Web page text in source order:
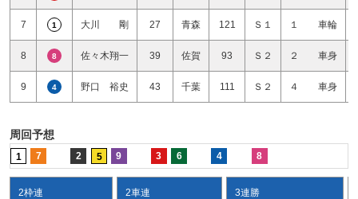
7 1 大川 剛 27 青森 121 Ｓ１ １ 車輪
8 8 佐々木翔一 39 佐賀 93 Ｓ２ ２ 車身
9 4 野口 裕史 43 千葉 111 Ｓ２ ４ 車身
周回予想
1 7 2 5 9 3 6 4 8
2枠連 2車連 3連勝